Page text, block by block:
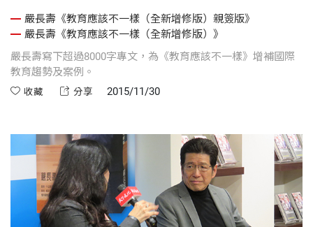
嚴長壽《教育應該不一樣（全新增修版）親簽版》
嚴長壽《教育應該不一樣（全新增修版）》
嚴長壽寫下超過8000字專文，為《教育應該不一樣》增補國際
教育趨勢及案例。
收藏 分享 2015/11/30